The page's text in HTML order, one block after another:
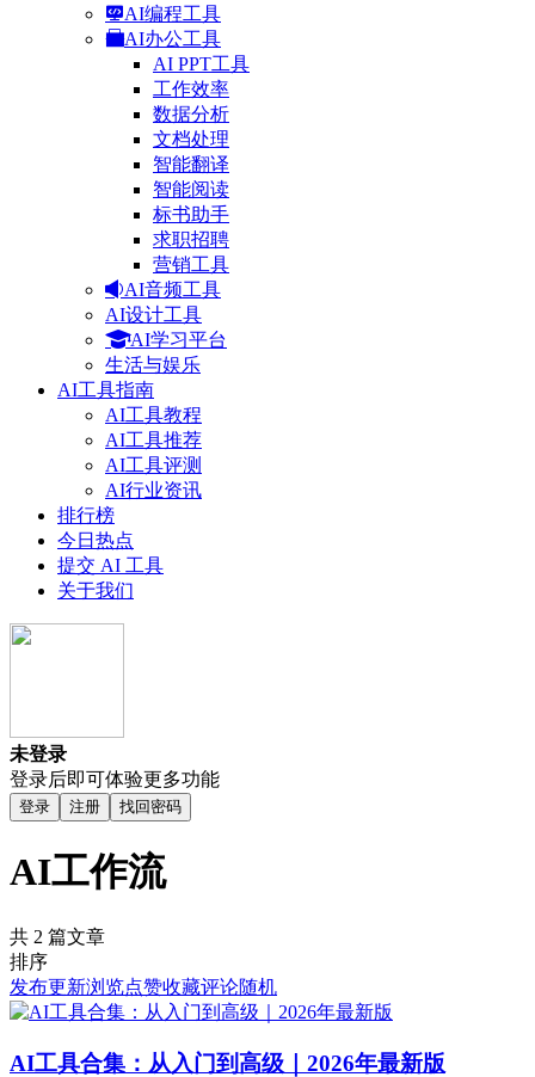
AI编程工具
AI办公工具
AI PPT工具
工作效率
数据分析
文档处理
智能翻译
智能阅读
标书助手
求职招聘
营销工具
AI音频工具
AI设计工具
AI学习平台
生活与娱乐
AI工具指南
AI工具教程
AI工具推荐
AI工具评测
AI行业资讯
排行榜
今日热点
提交 AI 工具
关于我们
未登录
登录后即可体验更多功能
登录 注册 找回密码
AI工作流
共 2 篇文章
排序
发布更新浏览点赞收藏评论随机
AI工具合集：从入门到高级｜2026年最新版